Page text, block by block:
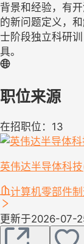
背景和经验，有
的新问题定义，
士阶段独立科研
具。
职位来源
在招职位：13
英伟达半导体科
计算机零部件
更新于2026-07-